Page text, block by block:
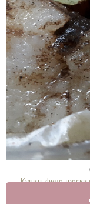
Купить филе трески